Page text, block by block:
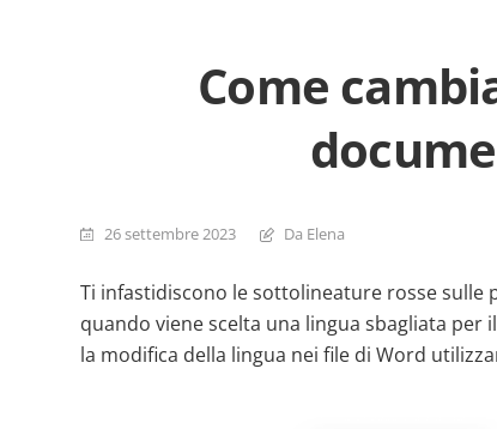
Come
26 settembre 2023 Da Elena
Ti infastidiscono le sottolineature rosse
quando viene scelta una lingua sbagliata
la modifica della lingua nei file di Word